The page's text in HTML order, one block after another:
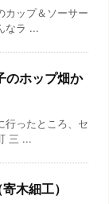
カップ＆ソーサー
なラ ...
のホップ畑か
行ったところ、セ
三 ...
木細工）